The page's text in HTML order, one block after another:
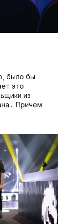
было бы
это
из
Причем